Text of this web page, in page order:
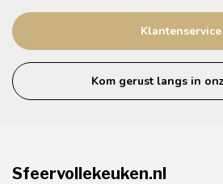
Klantenservice
Kom gerust langs in
Sfeervollekeuken.nl